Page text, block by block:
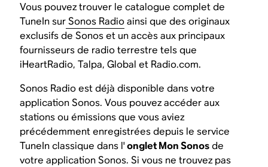
Vous pouvez trouver le catalogue complet de
TuneIn surSonos Radioainsi que des originaux
exclusifs de Sonos et un accès aux principaux
fournisseurs de radio terrestre tels que
iHeartRadio, Talpa, Global et Radio.com.
Sonos Radio est déjà disponible dans votre
application Sonos. Vous pouvez accéder aux
stations ou émissions que vous aviez
précédemment enregistrées depuis le service
TuneIn classique dans l'onglet Mon Sonosde
votre application Sonos. Si vous ne trouvez pas